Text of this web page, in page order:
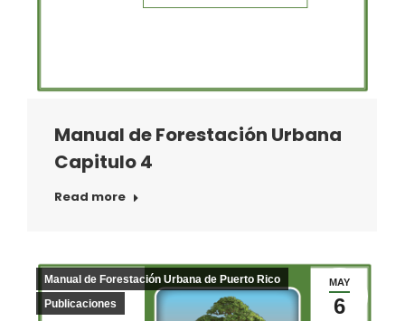
Manual de Forestación Urbana
Capitulo 4
Read more
MAY
6
Manual de Forestación Urbana de Puerto Rico
Publicaciones